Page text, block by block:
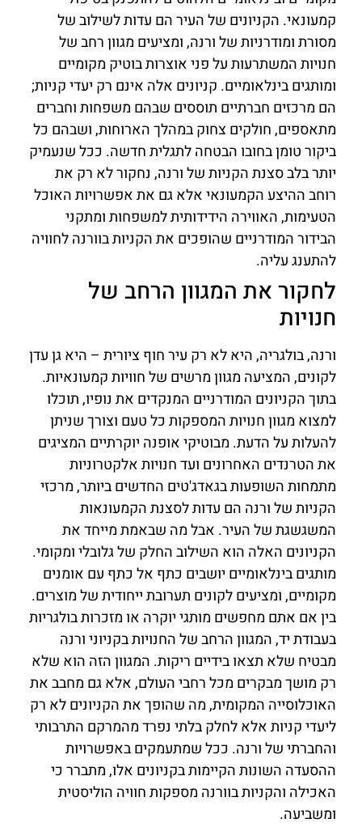
קמעונאי. הקניונים של העיר הם עדות לשילוב של
מסורת ומודרניות של ורנה, ומציעים מגוון רחב של
חנויות המשתרעות על פני אוצרות בוטיק מקומיים
ומותגים בינלאומיים. קניונים אלה אינם רק יעדי קניות;
הם מרכזים חברתיים תוססים שבהם משפחות וחברים
מתאספים, חולקים צחוק במהלך הארוחות, ושבהם כל
ביקור טומן בחובו הבטחה לתגלית חדשה. ככל שנעמיק
יותר בלב סצנת הקניות של ורנה, נחקור לא רק את
רוחב ההיצע הקמעונאי אלא גם את אפשרויות האוכל
הטעימות, האווירה הידידותית למשפחות ומתקני
הבידור המודרניים שהופכים את הקניות בוורנה לחוויה
להתענג עליה.
לחקור את המגוון הרחב של
חנויות
ורנה, בולגריה, היא לא רק עיר חוף ציורית – היא גן עדן
לקונים, המציעה מגוון מרשים של חוויות קמעונאיות.
בתוך הקניונים המודרניים המנקדים את נופיו, תוכלו
למצוא מגוון חנויות המספקות כל טעם וצורך שניתן
להעלות על הדעת. מבוטיקי אופנה יוקרתיים המציגים
את הטרנדים האחרונים ועד חנויות אלקטרוניות
מתמחות השופעות בגאדג'טים החדשים ביותר, מרכזי
הקניות של ורנה הם עדות לסצנת הקמעונאות
המשגשגת של העיר. אבל מה שבאמת מייחד את
הקניונים האלה הוא השילוב החלק של גלובלי ומקומי.
מותגים בינלאומיים יושבים כתף אל כתף עם אומנים
מקומיים, ומציעים לקונים תערובת ייחודית של מוצרים.
בין אם אתם מחפשים מותגי יוקרה או מזכרות בולגריות
בעבודת יד, המגוון הרחב של החנויות בקניוני ורנה
מבטיח שלא תצאו בידיים ריקות. המגוון הזה הוא שלא
רק מושך מבקרים מכל רחבי העולם, אלא גם מחבב את
האוכלוסייה המקומית, מה שהופך את הקניונים לא רק
ליעדי קניות אלא לחלק בלתי נפרד מהמרקם התרבותי
והחברתי של ורנה. ככל שמתעמקים באפשרויות
ההסעדה השונות הקיימות בקניונים אלו, מתברר כי
האכילה והקניות בוורנה מספקות חוויה הוליסטית
ומשביעה.